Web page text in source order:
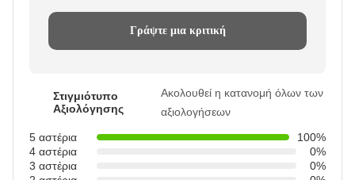
Γράψτε μια κριτική
Στιγμιότυπο
Αξιολόγησης
Ακολουθεί η κατανομή όλων των
αξιολογήσεων
5 αστέρια
100%
4 αστέρια
0%
3 αστέρια
0%